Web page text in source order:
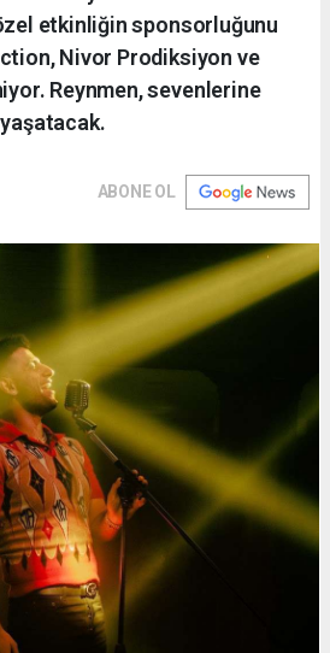
etkinliğin sponsorluğunu
Nivor Prodiksiyon ve
Reynmen, sevenlerine
ABONE OL